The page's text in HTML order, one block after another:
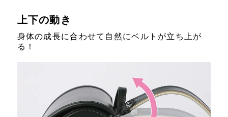
上下の動き
身体の成長に合わせて自然にベルトが立ち上が
る！